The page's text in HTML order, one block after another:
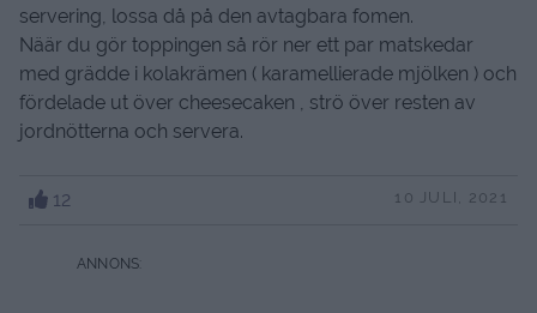
servering, lossa då på den avtagbara fomen.
Näär du gör toppingen så rör ner ett par matskedar
med grädde i kolakrämen ( karamellierade mjölken ) och
fördelade ut över cheesecaken , strö över resten av
jordnötterna och servera.
12 10 JULI, 2021